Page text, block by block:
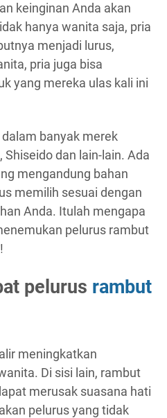
keinginan Anda akan
hanya wanita saja, pria
menjadi lurus,
pria juga bisa
yang mereka ulas kali ini
banyak merek
dan lain-lain. Ada
mengandung bahan
memilih sesuai dengan
Anda. Itulah mengapa
pelurus rambut
pelurus rambut
meningkatkan
Di sisi lain, rambut
merusak suasana hati
pelurus yang tidak